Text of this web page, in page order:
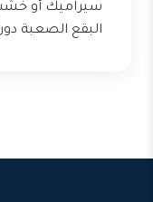
سيراميك أو
البقع الصعبة